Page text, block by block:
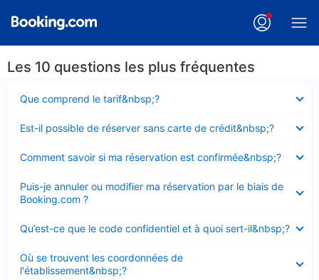
Les 10 questions les plus fréquentes
Que comprend le tarif&nbsp;?
fermé
Est-il possible de réserver sans carte de crédit&nbsp;?
fermé
Comment savoir si ma réservation est confirmée&nbsp;?
fermé
Puis-je annuler ou modifier ma réservation par le biais de
Booking.com ?
fermé
Qu’est-ce que le code confidentiel et à quoi sert-il&nbsp;?
fermé
Où se trouvent les coordonnées de
l'établissement&nbsp;?
fermé